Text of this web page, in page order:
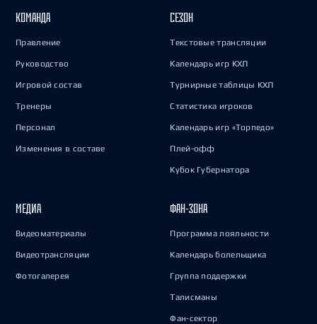
КОМАНДА
Правление
Руководство
Игровой состав
Тренеры
Персонал
Изменения в составе
СЕЗОН
Текстовые трансляции
Календарь игр КХЛ
Турнирные таблицы КХЛ
Статистика игроков
Календарь игр «Торпедо»
Плей-офф
Кубок Губернатора
МЕДИА
Видеоматериалы
Видеотрансляции
Фотогалерея
ФАН-ЗОНА
Программа лояльности
Календарь болельщика
Группа поддержки
Талисманы
Фан-сектор